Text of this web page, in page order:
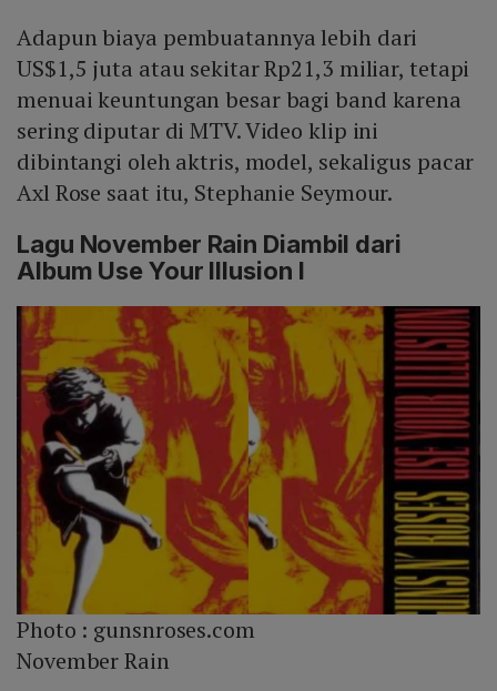
Adapun biaya pembuatannya lebih dari
US$1,5 juta atau sekitar Rp21,3 miliar, tetapi
menuai keuntungan besar bagi band karena
sering diputar di MTV. Video klip ini
dibintangi oleh aktris, model, sekaligus pacar
Axl Rose saat itu, Stephanie Seymour.
Lagu November Rain Diambil dari
Album Use Your Illusion I
Photo : gunsnroses.com
November Rain